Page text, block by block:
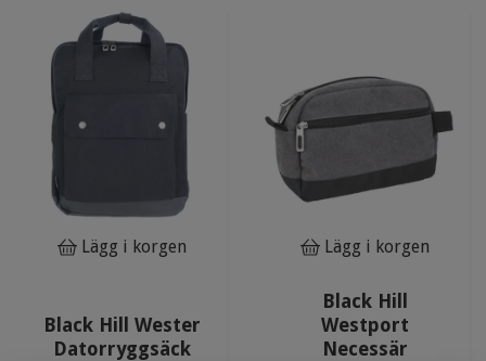
Lägg i korgen
Black Hill Wester
Datorryggsäck
Lägg i korgen
Black Hill
Westport
Necessär